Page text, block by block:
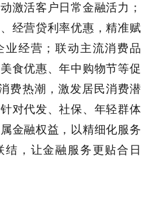
激活客户日常金融活力；
经营贷利率优惠，精准赋
业经营；联动主流消费品
食优惠、年中购物节等促
费热潮，激发居民消费潜
对代发、社保、年轻群体
金融权益，以精细化服务
，让金融服务更贴合日